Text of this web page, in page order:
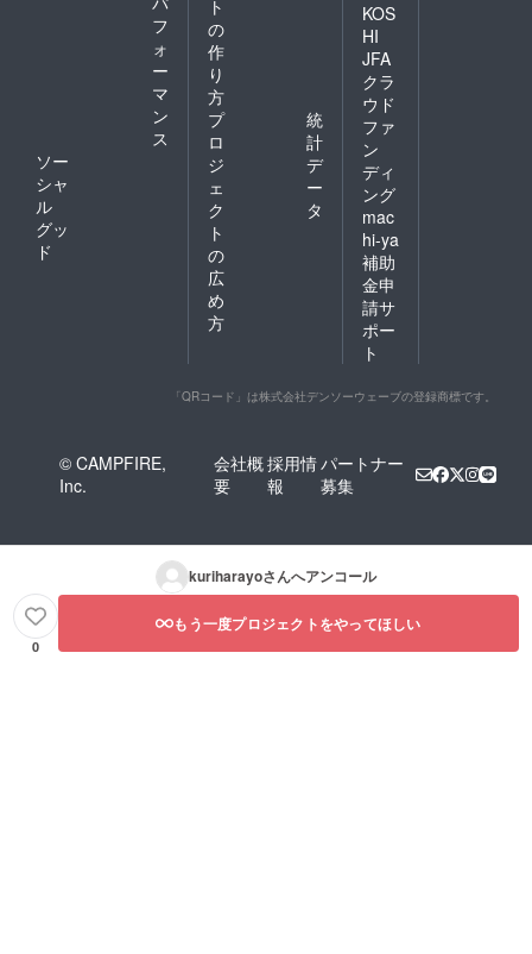
フ
ォ
ー
マ
ン
ス
ソー
シャ
ル
グッ
ド
ト
の
作
り
方
プ
ロ
ジ
ェ
ク
ト
の
広
め
方
統
計
デ
ー
タ
KOS
HI
JFA
クラ
ウド
ファ
ン
ディ
ング
mac
hi-ya
補助
金申
請サ
ポー
ト
「QRコード」は株式会社デンソーウェーブの登録商標です。
© CAMPFIRE,
Inc.
会社概
要
採用情
報
パートナー
募集
kuriharayoさんへアンコール
0
もう一度プロジェクトをやってほしい